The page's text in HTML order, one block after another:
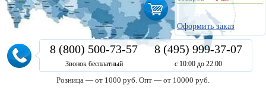
Оформить заказ
8 (800) 500-73-57
Звонок бесплатный
8 (495) 999-37-07
с 10:00 до 22:00
Розница — от 1000 руб. Опт — от 10000 руб.